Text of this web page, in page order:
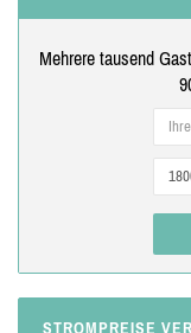
Mehrere tausend
STROMPREISE